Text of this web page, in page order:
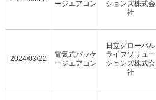
ージエアコン
ションズ株式会
社
2024/03/22
電気式パッケ
ージエアコン
日立グローバル
ライフソリュー
ションズ株式会
社